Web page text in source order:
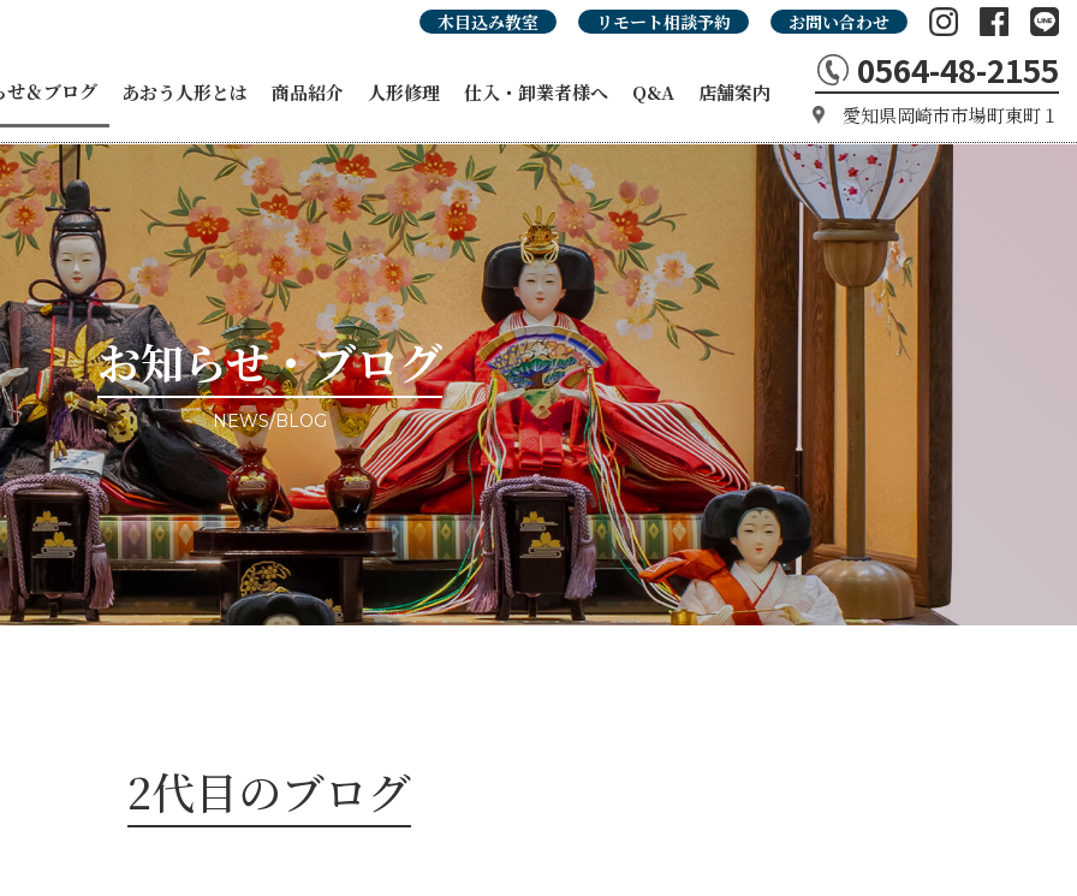
木目込み教室 リモート相談予約 お問い合わせ
せ＆ブログ
せ
形豆知識
介
形
形
理・リメイク
ア掲載
ト情報
例ブログ
ブログ
あおう人形とは
あおう人形の強み
職人紹介・受賞歴
あおう人形の歴史
商品紹介
ひな人形
オーダーひな人形
五月人形
飾り馬
こいのぼり
正月飾り
お祝い・贈答品
コラボ商品・作品
お客様宅納品事例
人形修理 仕入・卸業者様へ
穂洲工房の強み
ひな人形カタログ
飾り馬カタログ
その他商品カタログ
Q&A 店舗案内
0564-48-2155
愛知県岡崎市市場町東町１
お知らせ・ブログ
NEWS/BLOG
2代目のブログ